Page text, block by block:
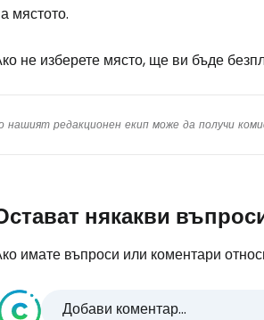
мястото.
не изберете място, ще ви бъде
редакционен екип може да получи
някакви
имате въпроси или коментари
Добави коментар...